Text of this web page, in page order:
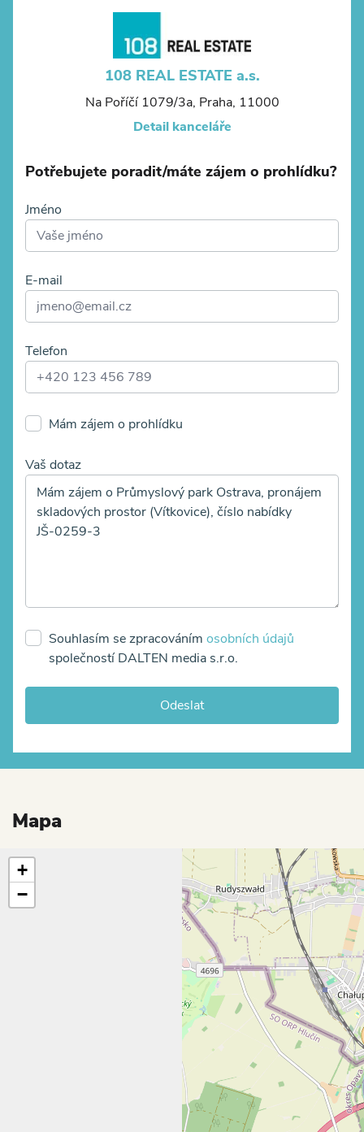
108 REAL ESTATE a.s.
Na Poříčí 1079/3a, Praha, 11000
Detail kanceláře
Potřebujete poradit/máte zájem o prohlídku?
Jméno
E-mail
Telefon
Mám zájem o prohlídku
Vaš dotaz
Souhlasím se zpracováním osobních údajů
společností DALTEN media s.r.o.
Odeslat
Mapa
+
−